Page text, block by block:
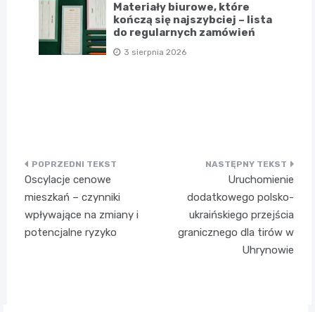
Materiały biurowe, które
kończą się najszybciej – lista
do regularnych zamówień
3 sierpnia 2026
Nawigacja
wpisu
Oscylacje cenowe
mieszkań – czynniki
wpływające na zmiany i
potencjalne ryzyko
Uruchomienie
dodatkowego polsko-
ukraińskiego przejścia
granicznego dla tirów w
Uhrynowie